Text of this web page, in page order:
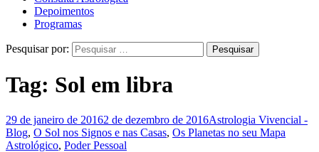
Depoimentos
Programas
Pesquisar por:
Tag: Sol em libra
29 de janeiro de 20162 de dezembro de 2016Astrologia Vivencial -
Blog, O Sol nos Signos e nas Casas, Os Planetas no seu Mapa
Astrológico, Poder Pessoal